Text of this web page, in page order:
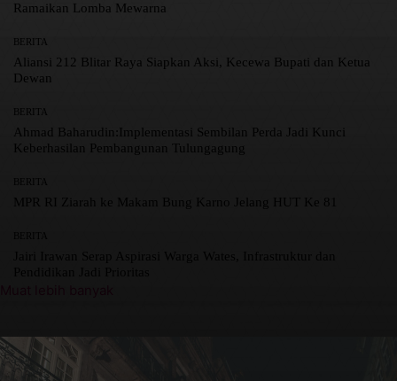
Ramaikan Lomba Mewarna
BERITA
Aliansi 212 Blitar Raya Siapkan Aksi, Kecewa Bupati dan Ketua
Dewan
BERITA
Ahmad Baharudin:Implementasi Sembilan Perda Jadi Kunci
Keberhasilan Pembangunan Tulungagung
BERITA
MPR RI Ziarah ke Makam Bung Karno Jelang HUT Ke 81